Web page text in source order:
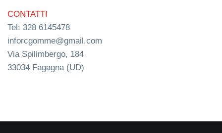
CONTATTI
Tel: 328 6145478
inforcgomme@gmail.com
Via Spilimbergo, 184
33034 Fagagna (UD)